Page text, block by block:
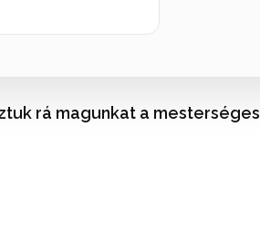
rá magunkat a mesterséges